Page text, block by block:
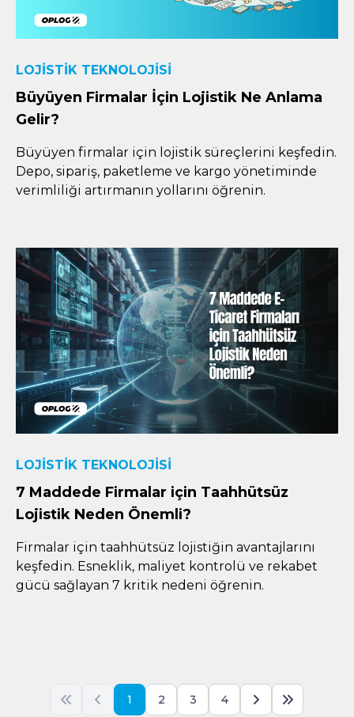
LOJISTIK TEKNOLOJISI
Büyüyen Firmalar İçin Lojistik Ne Anlama
Gelir?
Büyüyen firmalar için lojistik süreçlerini keşfedin.
Depo, sipariş, paketleme ve kargo yönetiminde
verimliliği artırmanın yollarını öğrenin.
LOJISTIK TEKNOLOJISI
7 Maddede Firmalar için Taahhütsüz
Lojistik Neden Önemli?
Firmalar için taahhütsüz lojistiğin avantajlarını
keşfedin. Esneklik, maliyet kontrolü ve rekabet
gücü sağlayan 7 kritik nedeni öğrenin.
1 2 3 4